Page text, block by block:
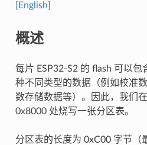
[English]
概述
每片 ESP32-S2 的 flash 可以
种不同类型的数据（例如校准
数存储数据等）。因此，我们
0x8000 处烧写一张分区表。
分区表的长度为 0xC00 字节（